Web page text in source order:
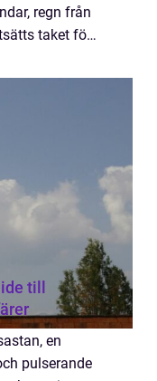
regn från
taket för
till
en
pulserande